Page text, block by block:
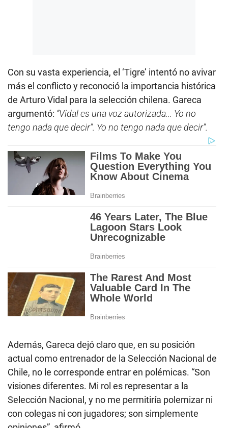
Con su vasta experiencia, el ‘Tigre’ intentó no avivar
más el conflicto y reconoció la importancia histórica
de Arturo Vidal para la selección chilena. Gareca
argumentó: “Vidal es una voz autorizada... Yo no
tengo nada que decir”. Yo no tengo nada que decir”.
Además, Gareca dejó claro que, en su posición
actual como entrenador de la Selección Nacional de
Chile, no le corresponde entrar en polémicas. “Son
visiones diferentes. Mi rol es representar a la
Selección Nacional, y no me permitiría polemizar ni
con colegas ni con jugadores; son simplemente